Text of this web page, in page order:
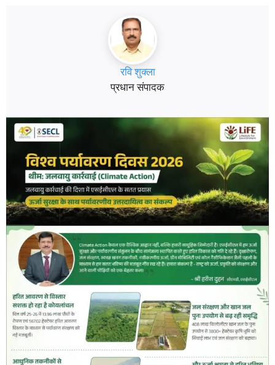
रवि शुक्ला
प्रधान संपादक